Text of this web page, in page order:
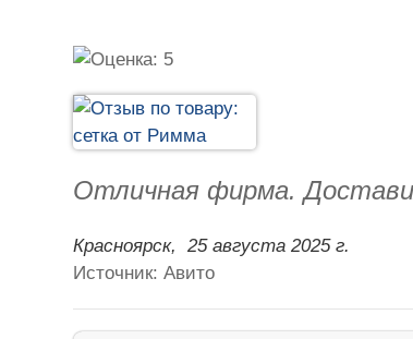
Отличная фирма.
Красноярск,
25 августа 2025 г.
Источник: Авито